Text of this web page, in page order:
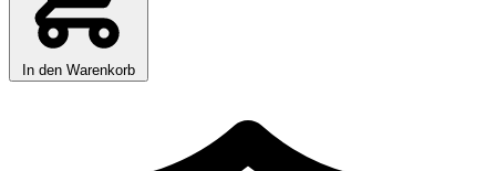
In den Warenkorb